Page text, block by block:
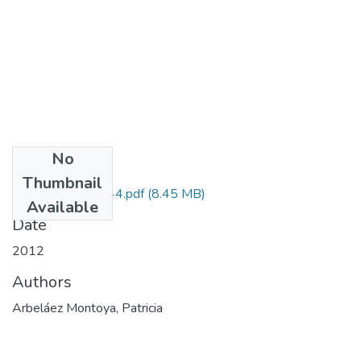
No
Thumbnail
Available
111549326144.pdf(8.45 MB)
Date
2012
Authors
Arbeláez Montoya, Patricia